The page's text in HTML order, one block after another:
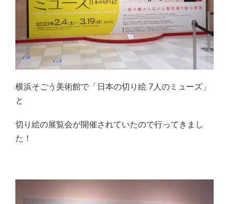
横浜そごう美術館で「日本の切り絵 7人のミューズ」
と
切り絵の展覧会が開催されていたので行ってきまし
た！